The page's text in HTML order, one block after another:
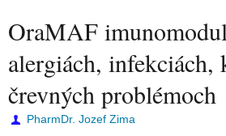
OraMAF
alergiách, infekciách,
črevných problémoch
PharmDr. Jozef Zima